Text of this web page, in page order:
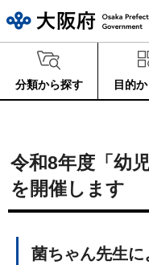
分類から探す 目的
令和8年度「幼
を開催します
菌ちゃん先生に